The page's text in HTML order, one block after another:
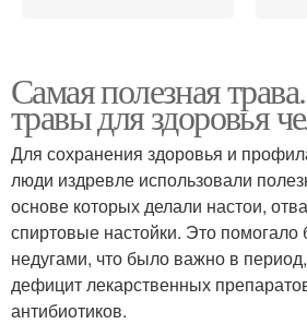
Травы в гинекологии
Травы от воспаления
Самая полезная
травы для здоровья
Для сохранения здоровья и
люди издревле использовали
основе которых делали настои,
спиртовые настойки. Это помогало
недугами, что было важно в
дефицит лекарственных
антибиотиков.